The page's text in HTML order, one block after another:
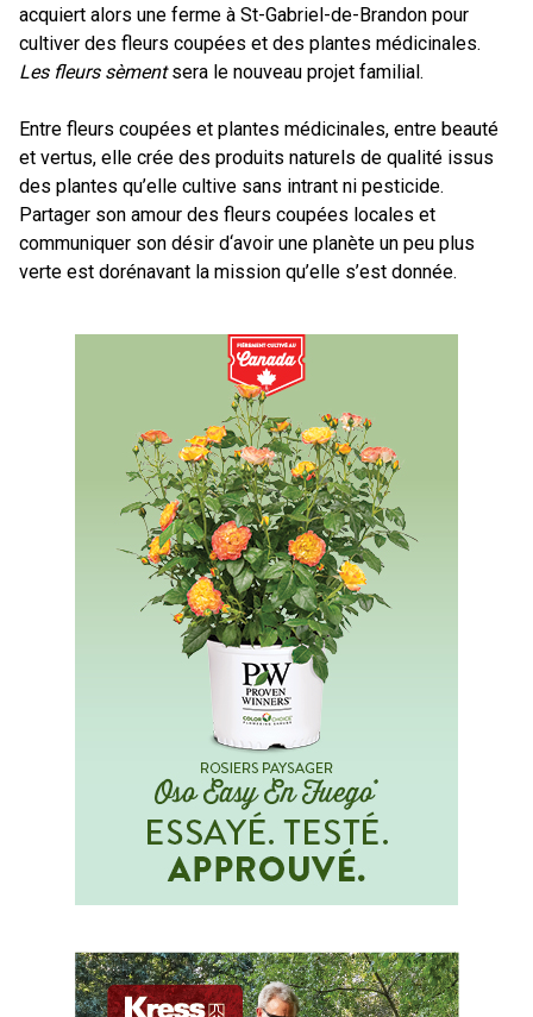
acquiert alors une ferme à St-Gabriel-de-Brandon pour
cultiver des fleurs coupées et des plantes médicinales.
Les fleurs sèmentsera le nouveau projet familial.
Entre fleurs coupées et plantes médicinales, entre beauté
et vertus, elle crée des produits naturels de qualité issus
des plantes qu’elle cultive sans intrant ni pesticide.
Partager son amour des fleurs coupées locales et
communiquer son désir d‘avoir une planète un peu plus
verte est dorénavant la mission qu’elle s’est donnée.